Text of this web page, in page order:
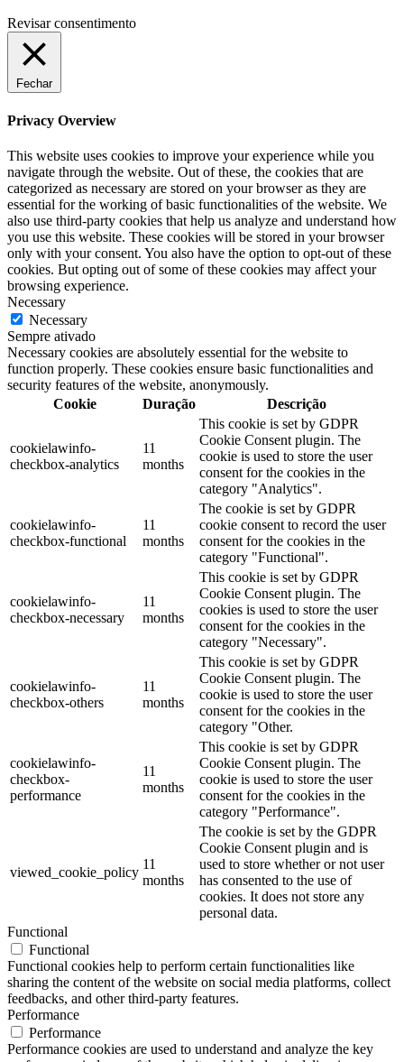
Revisar consentimento
Fechar
Privacy Overview
This website uses cookies to improve your experience while you
navigate through the website. Out of these, the cookies that are
categorized as necessary are stored on your browser as they are
essential for the working of basic functionalities of the website. We
also use third-party cookies that help us analyze and understand how
you use this website. These cookies will be stored in your browser
only with your consent. You also have the option to opt-out of these
cookies. But opting out of some of these cookies may affect your
browsing experience.
Necessary
Necessary
Sempre ativado
Necessary cookies are absolutely essential for the website to
function properly. These cookies ensure basic functionalities and
security features of the website, anonymously.
Cookie
Duração Descrição
cookielawinfo-
checkbox-analytics
11
months
This cookie is set by GDPR
Cookie Consent plugin. The
cookie is used to store the user
consent for the cookies in the
category "Analytics".
cookielawinfo-
checkbox-functional
11
months
The cookie is set by GDPR
cookie consent to record the user
consent for the cookies in the
category "Functional".
cookielawinfo-
checkbox-necessary
11
months
This cookie is set by GDPR
Cookie Consent plugin. The
cookies is used to store the user
consent for the cookies in the
category "Necessary".
cookielawinfo-
checkbox-others
11
months
This cookie is set by GDPR
Cookie Consent plugin. The
cookie is used to store the user
consent for the cookies in the
category "Other.
cookielawinfo-
checkbox-
performance
11
months
This cookie is set by GDPR
Cookie Consent plugin. The
cookie is used to store the user
consent for the cookies in the
category "Performance".
viewed_cookie_policy
11
months
The cookie is set by the GDPR
Cookie Consent plugin and is
used to store whether or not user
has consented to the use of
cookies. It does not store any
personal data.
Functional
Functional
Functional cookies help to perform certain functionalities like
sharing the content of the website on social media platforms, collect
feedbacks, and other third-party features.
Performance
Performance
Performance cookies are used to understand and analyze the key